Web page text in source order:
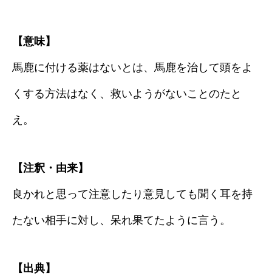
【意味】
馬鹿に付ける薬はないとは、馬鹿を治して頭をよ
くする方法はなく、救いようがないことのたと
え。
【注釈・由来】
良かれと思って注意したり意見しても聞く耳を持
たない相手に対し、呆れ果てたように言う。
【出典】